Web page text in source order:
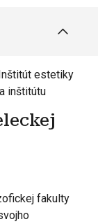
estetiky
inštitútu
fakulty